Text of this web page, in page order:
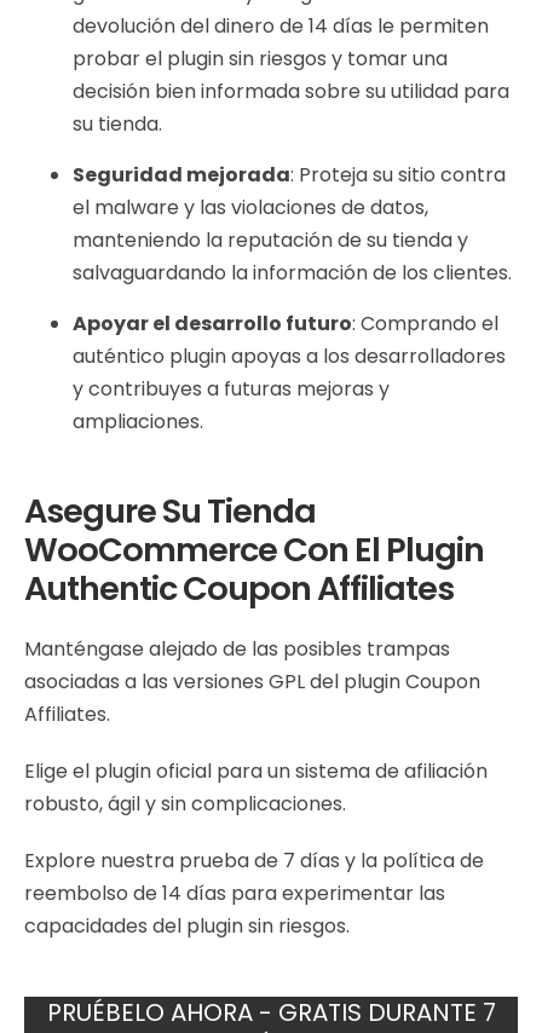
devolución del dinero de 14 días le permiten
probar el plugin sin riesgos y tomar una
decisión bien informada sobre su utilidad para
su tienda.
Seguridad mejorada: Proteja su sitio contra
el malware y las violaciones de datos,
manteniendo la reputación de su tienda y
salvaguardando la información de los clientes.
Apoyar el desarrollo futuro: Comprando el
auténtico plugin apoyas a los desarrolladores
y contribuyes a futuras mejoras y
ampliaciones.
Asegure Su Tienda
WooCommerce Con El Plugin
Authentic Coupon Affiliates
Manténgase alejado de las posibles trampas
asociadas a las versiones GPL del plugin Coupon
Affiliates.
Elige el plugin oficial para un sistema de afiliación
robusto, ágil y sin complicaciones.
Explore nuestra prueba de 7 días y la política de
reembolso de 14 días para experimentar las
capacidades del plugin sin riesgos.
PRUÉBELO AHORA - GRATIS DURANTE 7